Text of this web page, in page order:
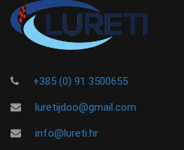
+385 (0) 91 3500655
luretijdoo@gmail.com
info@lureti.hr